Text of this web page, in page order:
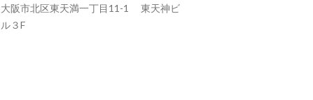
大阪市北区東天満一丁目11-1 東天神ビ
ル３F